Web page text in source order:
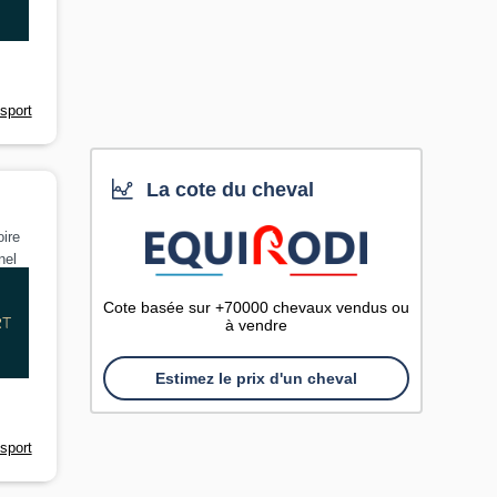
La cote du cheval
Cote basée sur +70000 chevaux vendus ou
à vendre
Estimez le prix d'un cheval